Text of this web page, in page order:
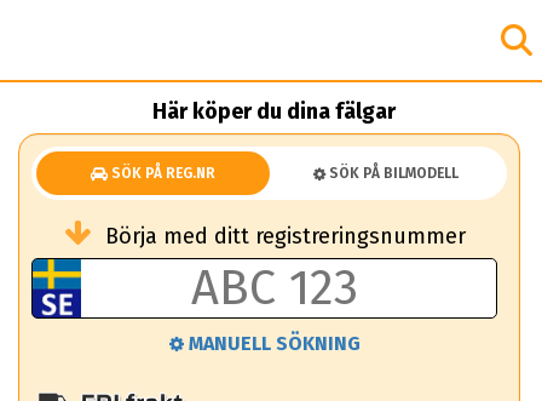
Här köper du dina fälgar
SÖK PÅ REG.NR SÖK PÅ BILMODELL
Börja med ditt registreringsnummer
MANUELL SÖKNING